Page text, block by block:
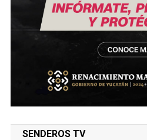
SENDEROS TV